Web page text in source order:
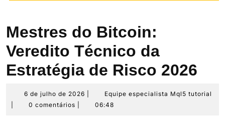
Mestres do Bitcoin:
Veredito Técnico da
Estratégia de Risco 2026
6 de julho de 2026
de
Equipe especialista Mql5 tutorial
0 comentários 06:48